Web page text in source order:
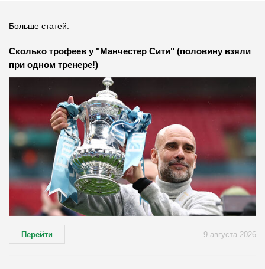
Больше статей:
Сколько трофеев у "Манчестер Сити" (половину взяли
при одном тренере!)
Перейти 9 августа 2026